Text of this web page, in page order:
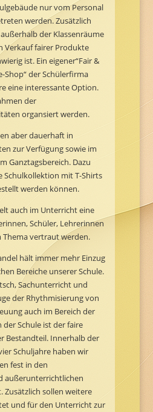
nur vom Personal
werden. Zusätzlich
der Klassenräume
Verkauf fairer Produkte
ist. Ein eigener“Fair &
Shop“ der Schülerfirma
eine interessante Option.
der
organsiert werden.
aber dauerhaft in
zur Verfügung sowie im
Ganztagsbereich. Dazu
Schulkollektion mit T-Shirts
werden können.
auch im Unterricht eine
Schüler, Lehrerinnen
vertraut werden.
hält immer mehr Einzug
Bereiche unserer Schule.
Sachunterricht und
der Rhythmisierung von
auch im Bereich der
Schule ist der faire
Bestandteil. Innerhalb der
Schuljahre haben wir
fest in den
außerunterrichtlichen
Zusätzlich sollen weitere
und für den Unterricht zur